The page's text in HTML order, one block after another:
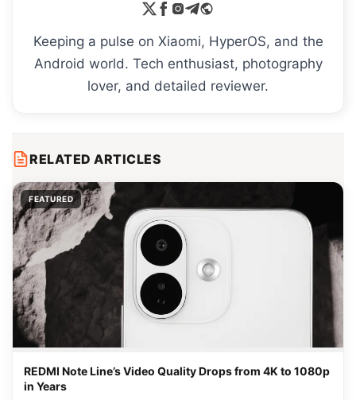
Keeping a pulse on Xiaomi, HyperOS, and the
Android world. Tech enthusiast, photography
lover, and detailed reviewer.
RELATED ARTICLES
FEATURED
REDMI Note Line’s Video Quality Drops from 4K to 1080p
in Years